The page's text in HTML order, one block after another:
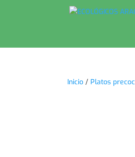
Inicio / Platos